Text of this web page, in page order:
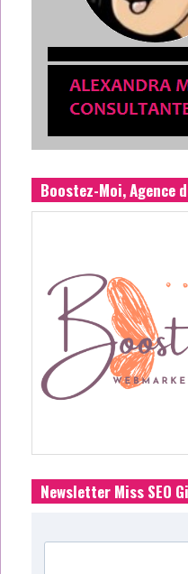
Boostez-Moi, Agence
Newsletter Miss SEO